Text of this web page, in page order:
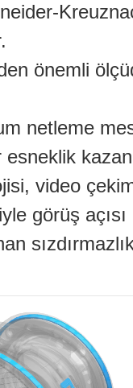
önemli
netleme
video
görüş